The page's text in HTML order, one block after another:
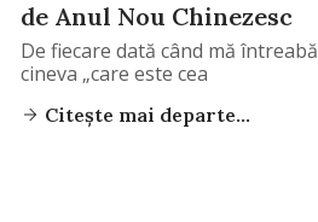
de Anul Nou Chinezesc
De fiecare dată când mă întreabă
cineva „care este cea
Citește mai departe...